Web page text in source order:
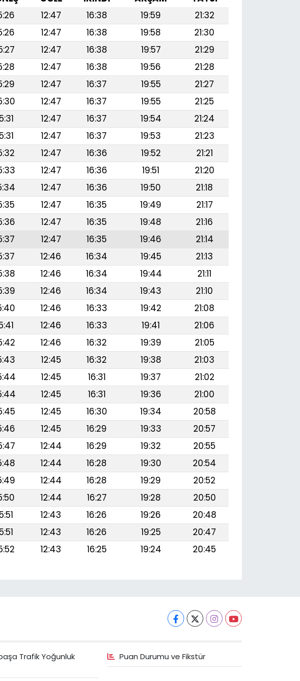
12:47 16:38 19:59
21:32
12:47 16:38 19:58
21:30
12:47 16:38 19:57
21:29
12:47 16:38 19:56
21:28
12:47 16:37 19:55
21:27
12:47 16:37 19:55
21:25
12:47 16:37 19:54
21:24
12:47 16:37 19:53
21:23
12:47 16:36 19:52
21:21
12:47 16:36 19:51
21:20
12:47 16:36 19:50
21:18
12:47 16:35 19:49
21:17
12:47 16:35 19:48
21:16
12:47 16:35 19:46
21:14
12:46 16:34 19:45
21:13
12:46 16:34 19:44
21:11
12:46 16:34 19:43
21:10
12:46 16:33 19:42
21:08
12:46 16:33 19:41
21:06
12:46 16:32 19:39
21:05
12:45 16:32 19:38
21:03
12:45 16:31 19:37
21:02
12:45 16:31 19:36
21:00
12:45 16:30 19:34
20:58
12:45 16:29 19:33
20:57
12:44 16:29 19:32
20:55
12:44 16:28 19:30
20:54
12:44 16:28 19:29
20:52
12:44 16:27 19:28
20:50
12:43 16:26 19:26
20:48
12:43 16:26 19:25
20:47
12:43 16:25 19:24 20:45
Trafik Yoğunluk
Puan Durumu ve Fikstür